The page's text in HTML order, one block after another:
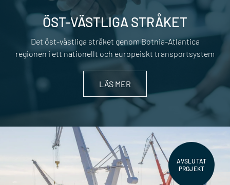
ÖST-VÄSTLIGA STRÅKET
Det öst-västliga stråket genom Botnia-Atlantica
regionen i ett nationellt och europeiskt transportsystem
LÄS MER
AVSLUTAT
PROJEKT